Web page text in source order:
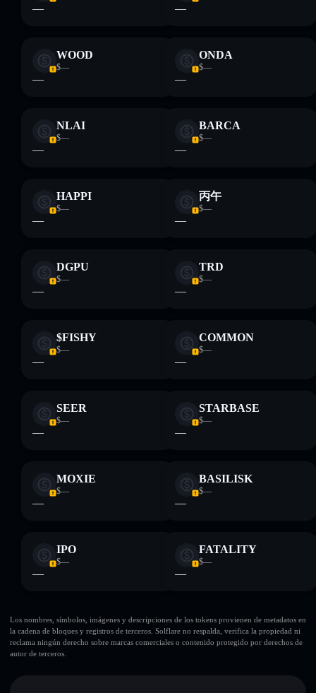
— —
WOOD
$—
—
ONDA
$—
—
NLAI
$—
—
BARCA
$—
—
HAPPI
$—
—
丙午
$—
—
DGPU
$—
—
TRD
$—
—
$FISHY
$—
—
COMMON
$—
—
SEER
$—
—
STARBASE
$—
—
MOXIE
$—
—
BASILISK
$—
—
IPO
$—
—
FATALITY
$—
—
Los nombres, símbolos, imágenes y descripciones de los tokens provienen de metadatos en
la cadena de bloques y registros de terceros. Solflare no respalda, verifica la propiedad ni
reclama ningún derecho sobre marcas comerciales o contenido protegido por derechos de
autor de terceros.